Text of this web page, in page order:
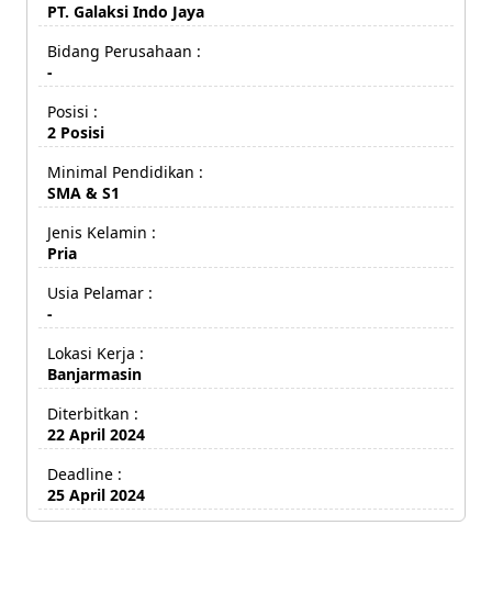
PT. Galaksi Indo Jaya
Bidang Perusahaan :
-
Posisi :
2 Posisi
Minimal Pendidikan :
SMA & S1
Jenis Kelamin :
Pria
Usia Pelamar :
-
Lokasi Kerja :
Banjarmasin
Diterbitkan :
22 April 2024
Deadline :
25 April 2024